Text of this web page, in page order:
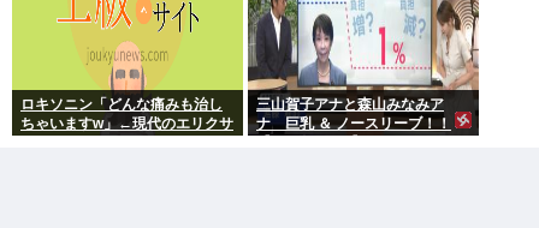
ロキソニン「どんな痛みも治し
ちゃいますw」←現代のエリクサ
三山賀子アナと森山みなみア
ナ 巨乳 ＆ ノースリーブ！！